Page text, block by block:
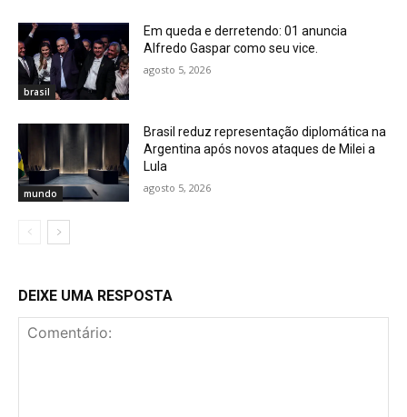
brasil
Em queda e derretendo: 01 anuncia
Alfredo Gaspar como seu vice.
agosto 5, 2026
mundo
Brasil reduz representação diplomática na
Argentina após novos ataques de Milei a
Lula
agosto 5, 2026
DEIXE UMA RESPOSTA